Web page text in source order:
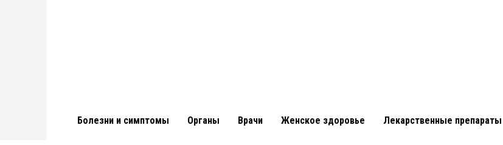
Болезни и симптомы Органы Врачи Женское здоровье Лекарственные препараты